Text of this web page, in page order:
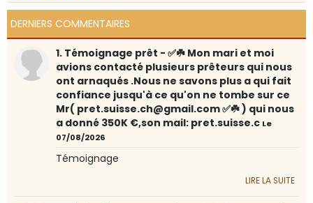
DERNIERS COMMENTAIRES
1. Témoignage prêt - ✅☘️ Mon mari et moi
avions contacté plusieurs prêteurs qui nous
ont arnaqués .Nous ne savons plus a qui fait
confiance jusqu'à ce qu'on ne tombe sur ce
Mr( pret.suisse.ch@gmail.com ✅☘️ ) qui nous
a donné 350K €,son mail: pret.suisse.c Le
07/08/2026
Témoignage
LIRE LA SUITE